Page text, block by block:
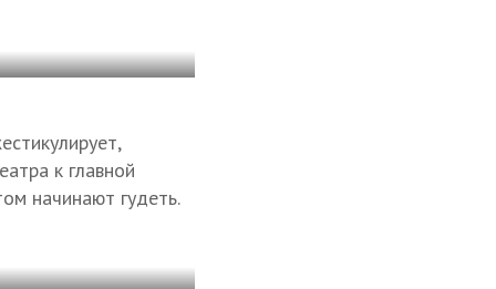
к главной
начинают гудеть.